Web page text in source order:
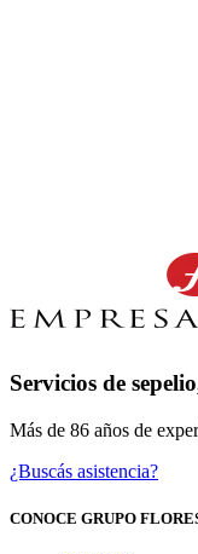
Servicios de
Más de 86 años de
¿Buscás asistencia?
CONOCE GRUPO